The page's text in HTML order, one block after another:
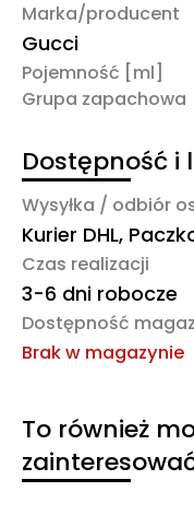
Marka/producent
Gucci
Pojemność [ml]
Grupa zapachowa
Dostępność i
Wysyłka / odbiór
Kurier DHL,
Czas realizacji
3-6 dni robocze
Dostępność
Brak w magazynie
To również